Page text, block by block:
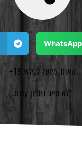
WhatsApp
האתר מיועד לגילאי 18+
*לא חייב ניסיון קודם.